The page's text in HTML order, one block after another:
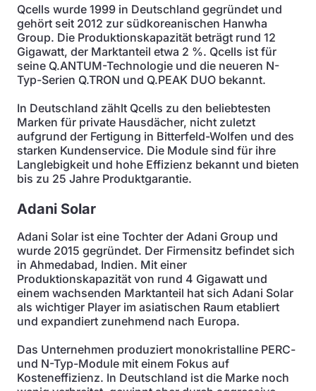
Qcells wurde 1999 in Deutschland gegründet und
gehört seit 2012 zur südkoreanischen Hanwha
Group. Die Produktionskapazität beträgt rund 12
Gigawatt, der Marktanteil etwa 2 %. Qcells ist für
seine Q.ANTUM-Technologie und die neueren N-
Typ-Serien Q.TRON und Q.PEAK DUO bekannt.
In Deutschland zählt Qcells zu den beliebtesten
Marken für private Hausdächer, nicht zuletzt
aufgrund der Fertigung in Bitterfeld-Wolfen und des
starken Kundenservice. Die Module sind für ihre
Langlebigkeit und hohe Effizienz bekannt und bieten
bis zu 25 Jahre Produktgarantie.
Adani Solar
Adani Solar ist eine Tochter der Adani Group und
wurde 2015 gegründet. Der Firmensitz befindet sich
in Ahmedabad, Indien. Mit einer
Produktionskapazität von rund 4 Gigawatt und
einem wachsenden Marktanteil hat sich Adani Solar
als wichtiger Player im asiatischen Raum etabliert
und expandiert zunehmend nach Europa.
Das Unternehmen produziert monokristalline PERC-
und N-Typ-Module mit einem Fokus auf
Kosteneffizienz. In Deutschland ist die Marke noch